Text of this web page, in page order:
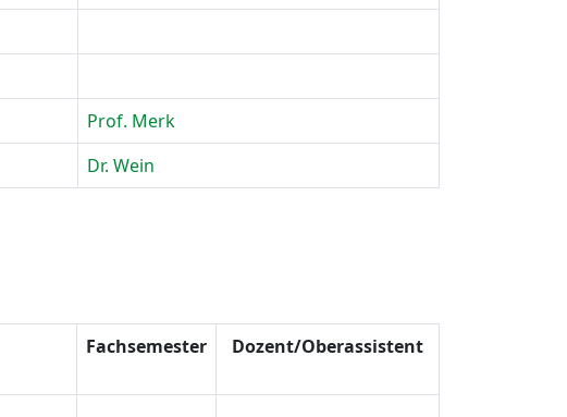
Prof. Merk
Dr. Wein
Fachsemester Dozent/Oberassistent